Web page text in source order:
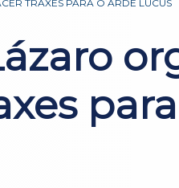
TRAXES PARA O ARDE LUCUS